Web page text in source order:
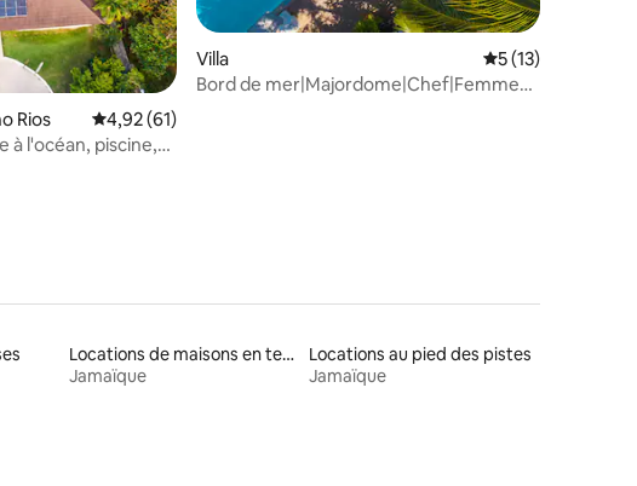
120 commentaires : 4,83 sur 5
Rios Évaluation moyenne sur la base de 61 commentaires : 4,92 sur 5
4,92 (61)
à l'océan, piscine,
Villa Évaluation
5 (13)
Bord de mer|Majordome|Chef|Femme
Locations de maisons en terre
Jamaïque
Locations au pied des pistes
Jamaïque